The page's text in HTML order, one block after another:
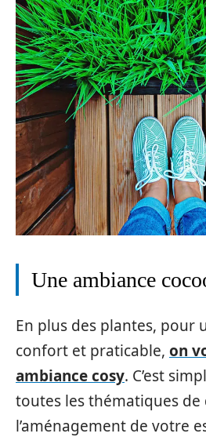
Une ambiance
En plus des plantes, pour
confort et praticable, on
ambiance cosy. C’est
toutes les thématiques de
l’aménagement de votre